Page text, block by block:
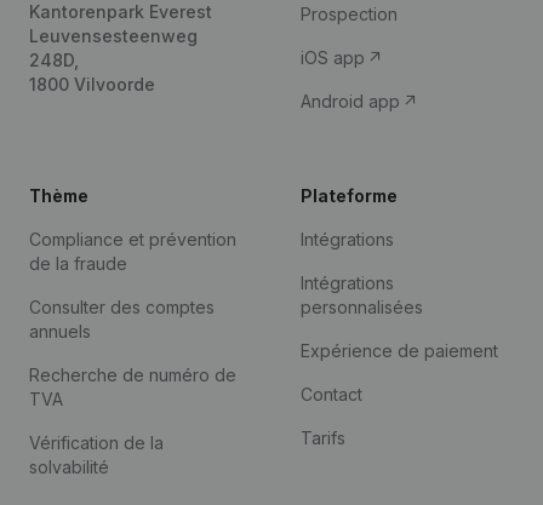
Kantorenpark Everest
Leuvensesteenweg
248D,
1800 Vilvoorde
Prospection
iOS app
Android app
Thème
Compliance et prévention
de la fraude
Consulter des comptes
annuels
Recherche de numéro de
TVA
Vérification de la
solvabilité
Plateforme
Intégrations
Intégrations
personnalisées
Expérience de paiement
Contact
Tarifs